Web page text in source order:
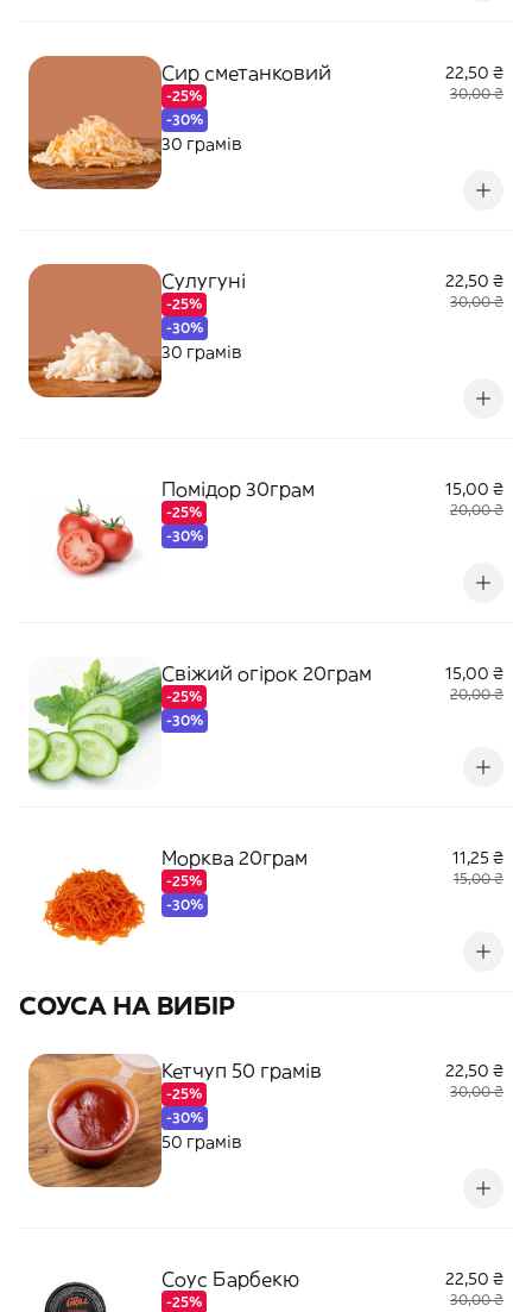
Сир сметанковий
-25%
-30%
22,50 ₴
30,00 ₴
30 грамів
Сулугуні
-25%
-30%
22,50 ₴
30,00 ₴
30 грамів
Помідор 30грам
-25%
-30%
15,00 ₴
20,00 ₴
Свіжий огірок 20грам
-25%
-30%
15,00 ₴
20,00 ₴
Морква 20грам
-25%
-30%
11,25 ₴
15,00 ₴
СОУСА НА ВИБІР
Кетчуп 50 грамів
-25%
-30%
22,50 ₴
30,00 ₴
50 грамів
Соус Барбекю
-25%
22,50 ₴
30,00 ₴